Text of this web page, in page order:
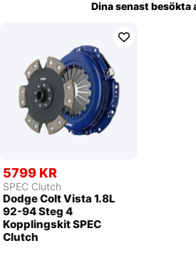
Dina senast besökta
5799 KR
SPEC Clutch
Dodge Colt Vista 1.8L
92-94 Steg 4
Kopplingskit SPEC
Clutch